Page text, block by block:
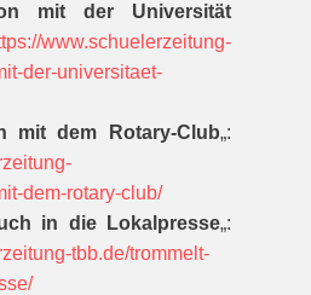
mit der Universität
www.schuelerzeitung-
der-universitaet-
mit dem Rotary-Club„:
dem-rotary-club/
in die Lokalpresse„:
tbb.de/trommelt-